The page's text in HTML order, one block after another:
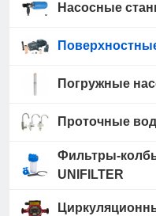
Насосные
Погружные
Проточные
Фильтры-
UNIFILTER